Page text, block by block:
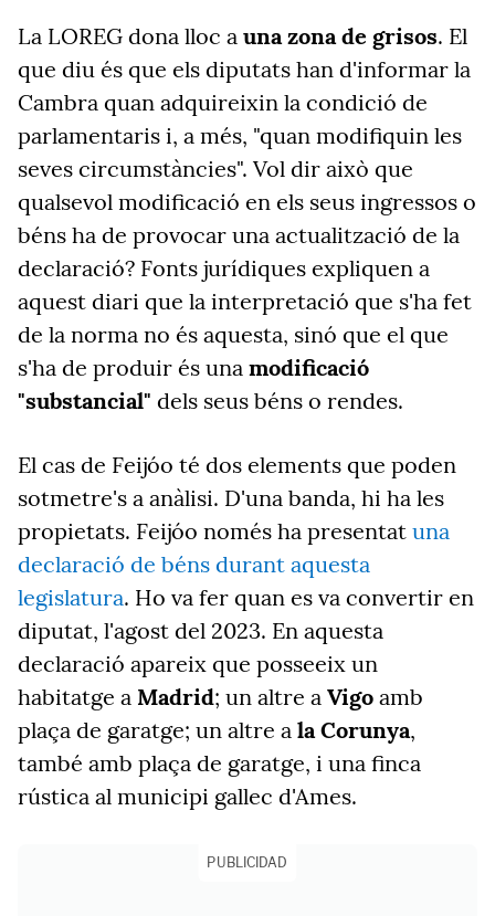
La LOREG dona lloc a una zona de grisos. El
que diu és que els diputats han d'informar la
Cambra quan adquireixin la condició de
parlamentaris i, a més, "quan modifiquin les
seves circumstàncies". Vol dir això que
qualsevol modificació en els seus ingressos o
béns ha de provocar una actualització de la
declaració? Fonts jurídiques expliquen a
aquest diari que la interpretació que s'ha fet
de la norma no és aquesta, sinó que el que
s'ha de produir és una modificació
"substancial" dels seus béns o rendes.
El cas de Feijóo té dos elements que poden
sotmetre's a anàlisi. D'una banda, hi ha les
propietats. Feijóo només ha presentat una
declaració de béns durant aquesta
legislatura. Ho va fer quan es va convertir en
diputat, l'agost del 2023. En aquesta
declaració apareix que posseeix un
habitatge a Madrid; un altre a Vigo amb
plaça de garatge; un altre a la Corunya,
també amb plaça de garatge, i una finca
rústica al municipi gallec d'Ames.
PUBLICIDAD